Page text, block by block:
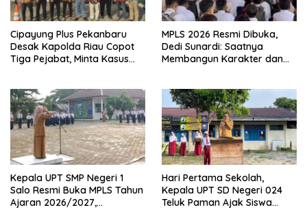
Cipayung Plus Pekanbaru
Desak Kapolda Riau Copot
Tiga Pejabat, Minta Kasus
MPLS 2026 Resmi Dibuka,
Dedi Sunardi: Saatnya
Membangun Karakter dan
Kepala UPT SMP Negeri 1
Salo Resmi Buka MPLS Tahun
Ajaran 2026/2027,
Hari Pertama Sekolah,
Kepala UPT SD Negeri 024
Teluk Paman Ajak Siswa